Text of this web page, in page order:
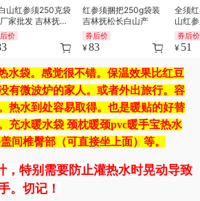
山红参须250克袋
家批发 吉林抚松
山产
价
红参须捆把250g袋装
吉林抚松长白山产
券后价
¥83
全须
山红
品 红
券后价
¥ 51
水袋。感觉很不错。保温效果比红豆
有微波炉的家人。或者外出旅行。容
热水到处容易取得。也是暖贴的好替
充水暖水袋 颈枕暖颈pvc暖手宝热水
间椎臀部（可直接坐上面）等。
，特别需要防止灌热水时晃动导致
。切记！